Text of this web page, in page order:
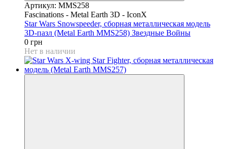
Артикул: MMS258
Fascinations - Metal Earth 3D - IconX
Star Wars Snowspeeder, сборная металлическая модель
3D-пазл (Metal Earth MMS258) Звездные Войны
0 грн
Нет в наличии